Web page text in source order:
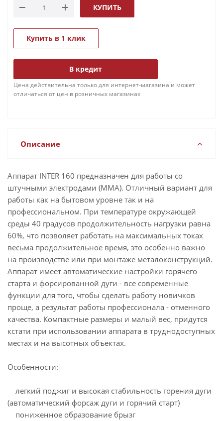
КУПИТЬ
Купить в 1 клик
В кредит
Цена действительна только для интернет-магазина и может
отличаться от цен в розничных магазинах
Описание
Аппарат INTER 160 предназначен для работы со
штучными электродами (MMA). Отличный вариант для
работы как на бытовом уровне так и на
профессиональном. При температуре окружающей
среды 40 градусов продолжительность нагрузки равна
60%, что позволяет работать на максимальных токах
весьма продолжительное время, это особенно важно
на производстве или при монтаже металоконструкций.
Аппарат имеет автоматические настройки горячего
старта и форсированной дуги - все современные
функции для того, чтобы сделать работу новичков
проще, а результат работы профессионала - отменного
качества. Компактные размеры и малый вес, придутся
кстати при использовании аппарата в труднодоступных
местах и на высотных объектах.
Особенности:
легкий поджиг и высокая стабильность горения дуги
(автоматический форсаж дуги и горячий старт)
пониженное образование брызг